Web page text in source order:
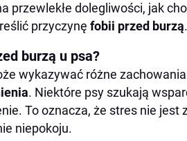
przewlekłe dolegliwości, jak
przyczynę fobii przed burzą.
burzą u psa?
wykazywać różne
. Niektóre psy szukają
To oznacza, że stres nie jest
niepokoju.